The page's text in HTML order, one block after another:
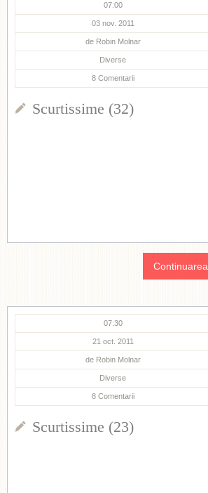
07:00
03 nov. 2011
de Robin Molnar
Diverse
8 Comentarii
Scurtissime (32)
Continuarea
07:30
21 oct. 2011
de Robin Molnar
Diverse
8 Comentarii
Scurtissime (23)